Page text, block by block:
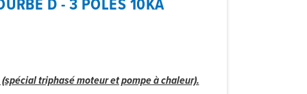
D - 3 POLES 10KA
triphasé moteur et pompe à chaleur).